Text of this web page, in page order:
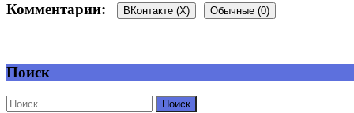
Комментарии: ВКонтакте (X) Обычные (0)
Добавить комментарий
Ваш адрес email не будет опубликован.
Поиск